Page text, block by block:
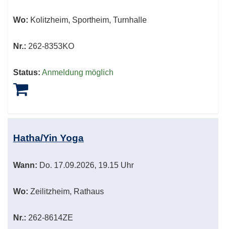
Wo: Kolitzheim, Sportheim, Turnhalle
Nr.: 262-8353KO
Status: Anmeldung möglich
Hatha/Yin Yoga
Wann: Do. 17.09.2026, 19.15 Uhr
Wo: Zeilitzheim, Rathaus
Nr.: 262-8614ZE